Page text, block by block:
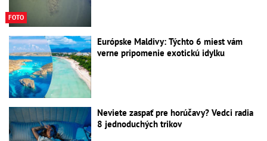
FOTO
Európske Maldivy: Týchto 6 miest vám
verne pripomenie exotickú idylku
Neviete zaspať pre horúčavy? Vedci radia
8 jednoduchých trikov